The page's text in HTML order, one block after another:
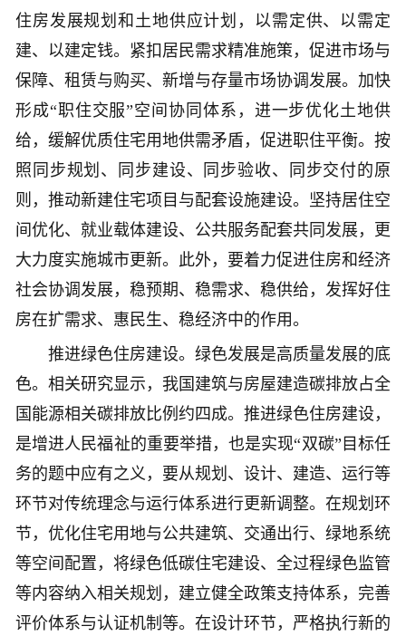
住房发展规划和土地供应计划，以需定供、以需定
建、以建定钱。紧扣居民需求精准施策，促进市场与
保障、租赁与购买、新增与存量市场协调发展。加快
形成“职住交服”空间协同体系，进一步优化土地供
给，缓解优质住宅用地供需矛盾，促进职住平衡。按
照同步规划、同步建设、同步验收、同步交付的原
则，推动新建住宅项目与配套设施建设。坚持居住空
间优化、就业载体建设、公共服务配套共同发展，更
大力度实施城市更新。此外，要着力促进住房和经济
社会协调发展，稳预期、稳需求、稳供给，发挥好住
房在扩需求、惠民生、稳经济中的作用。
推进绿色住房建设。绿色发展是高质量发展的底
色。相关研究显示，我国建筑与房屋建造碳排放占全
国能源相关碳排放比例约四成。推进绿色住房建设，
是增进人民福祉的重要举措，也是实现“双碳”目标任
务的题中应有之义，要从规划、设计、建造、运行等
环节对传统理念与运行体系进行更新调整。在规划环
节，优化住宅用地与公共建筑、交通出行、绿地系统
等空间配置，将绿色低碳住宅建设、全过程绿色监管
等内容纳入相关规划，建立健全政策支持体系，完善
评价体系与认证机制等。在设计环节，严格执行新的